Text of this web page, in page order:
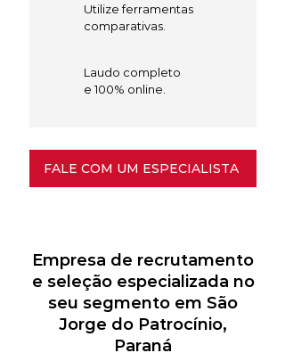
Utilize ferramentas
comparativas.
Laudo completo
e 100% online.
FALE COM UM ESPECIALISTA
Empresa de recrutamento
e seleção especializada no
seu segmento em São
Jorge do Patrocínio,
Paraná